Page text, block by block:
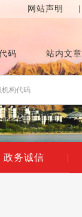
网站声明
码 站内文章
政务诚信 |